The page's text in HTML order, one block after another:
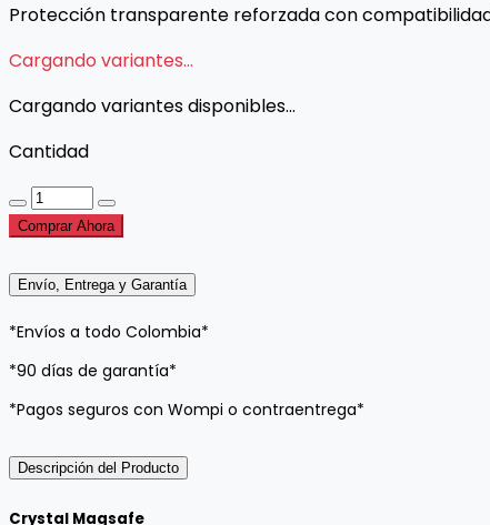
Protección transparente reforzada con
Cargando variantes...
Cargando variantes disponibles...
Cantidad
Comprar Ahora
Envío, Entrega y Garantía
*Envíos a todo Colombia*
*90 días de garantía*
*Pagos seguros con Wompi o contraentrega*
Descripción del Producto
Crystal Magsafe